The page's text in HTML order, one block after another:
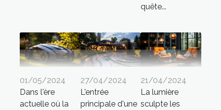
quête...
01/05/2024
Dans l'ère
actuelle où la
27/04/2024
L'entrée
principale d'une
21/04/2024
La lumière
sculpte les